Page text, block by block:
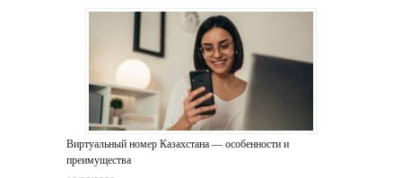
Виртуальный номер Казахстана — особенности и
преимущества